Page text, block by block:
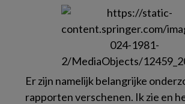
Er zijn namelijk belangrijke
rapporten verschenen. Ik zie en